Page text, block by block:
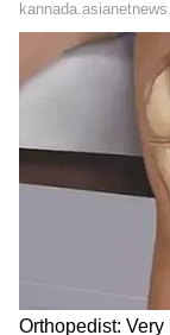
ನೀರು
ಶೀಘ್ರದಲ್ಲಿ
ನಮ್ಮ‌ ಪ್ರಯತ್ನ,
ಮಹಾರಾಷ್ಟ್ರದ
ನದಿಗೆ ಎರಡು
ನೀರಿನ ಶಾಶ್ವತ
ನಿಯೋಗ
ಬಾಗಲಕೋಟೆ,